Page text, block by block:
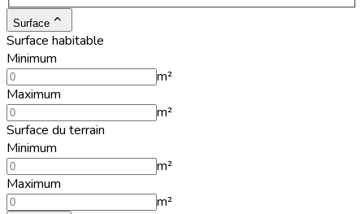
Surface
Surface habitable
Minimum
m²
Maximum
m²
Surface du terrain
Minimum
m²
Maximum
m²